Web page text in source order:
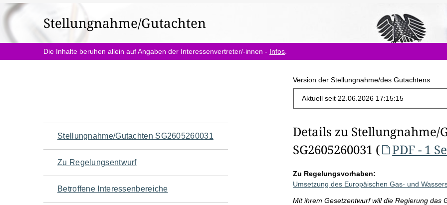
befinden
sich
hier:
Stellungnahme/Gutachten
Die Inhalte beruhen allein auf Angaben der Interessenvertreter/-innen - Infos
Version der Stellungnahme/des Gutachtens
Navigation
für
den
Stellungnahme/Gutachten SG2605260031
Zu Regelungsentwurf
Betroffene Interessenbereiche
Details zu Stellungnahme/
SG2605260031 (
PDF - 1
Zu Regelungsvorhaben:
Umsetzung des Europäischen Gas- und
Mit ihrem Gesetzentwurf will die Regierung das